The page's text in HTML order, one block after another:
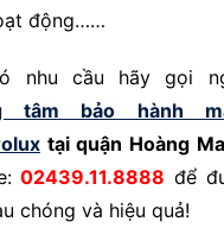
động……
nhu cầu hãy gọi
tâm bảo hành
tại quận Hoàng
02439.11.8888 để
chóng và hiệu quả!